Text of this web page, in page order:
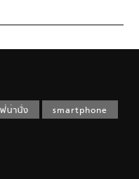
น่านั่ง
smartphone